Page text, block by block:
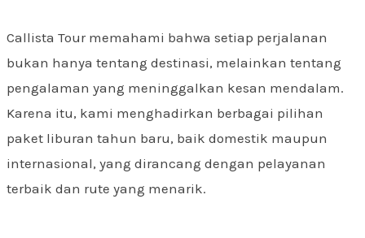
Callista Tour memahami bahwa setiap perjalanan
bukan hanya tentang destinasi, melainkan tentang
pengalaman yang meninggalkan kesan mendalam.
Karena itu, kami menghadirkan berbagai pilihan
paket liburan tahun baru, baik domestik maupun
internasional, yang dirancang dengan pelayanan
terbaik dan rute yang menarik.